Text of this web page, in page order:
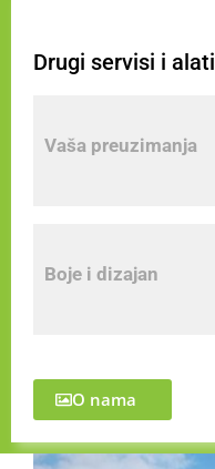
Drugi servisi i alati
Vaša preuzimanja
Boje i dizajan
O nama